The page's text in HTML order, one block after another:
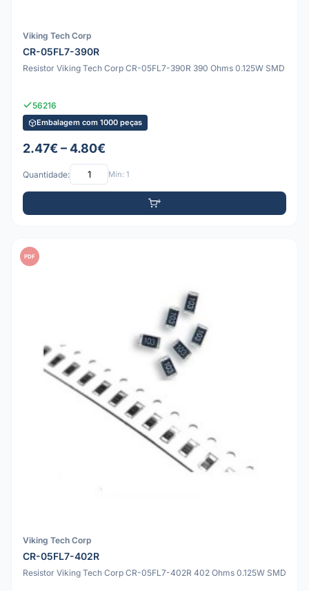
Viking Tech Corp
CR-05FL7-390R
Resistor Viking Tech Corp CR-05FL7-390R 390 Ohms 0.125W SMD
56216
Embalagem com 1000 peças
2.47€ – 4.80€
Quantidade: Mín: 1
PDF
Viking Tech Corp
CR-05FL7-402R
Resistor Viking Tech Corp CR-05FL7-402R 402 Ohms 0.125W SMD